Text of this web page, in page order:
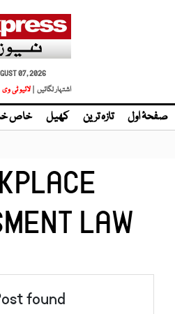
07, 2026
اشتہار لگائیں | لائیو ٹی وی
صفحۂ اول تازہ ترین کھیل خاص
LAW
found